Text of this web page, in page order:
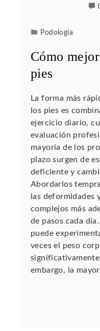
Podología
Cómo
pies
La forma más
los pies es
ejercicio diario,
evaluación
mayoría de los
plazo surgen de
deficiente y
Abordarlos
las deformidades
complejos más
de pasos cada
puede
veces el peso
embargo, la